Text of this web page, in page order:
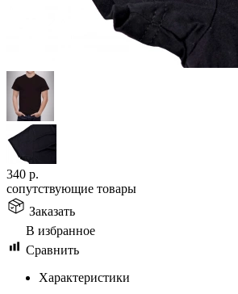
340 р.
сопутствующие товары
Заказать
В избранное
Сравнить
Характеристики